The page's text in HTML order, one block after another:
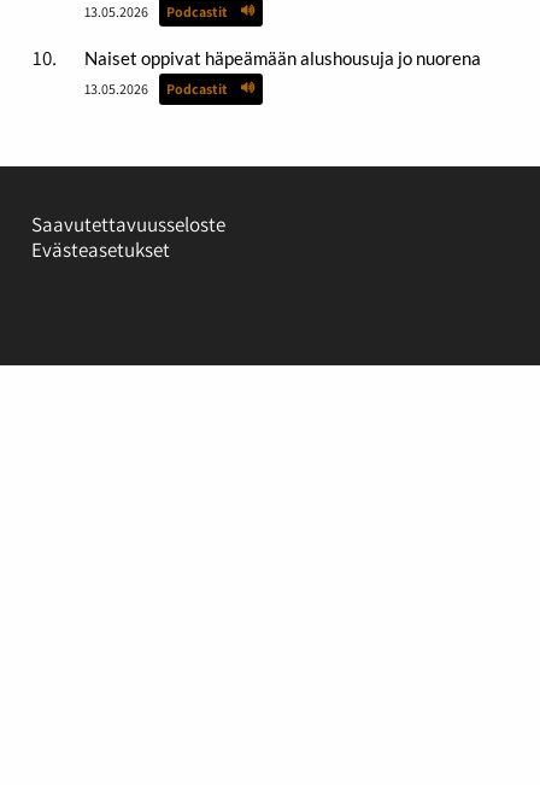
13.05.2026 Podcastit
Naiset oppivat häpeämään alushousuja jo nuorena
13.05.2026 Podcastit
Saavutettavuusseloste
Evästeasetukset